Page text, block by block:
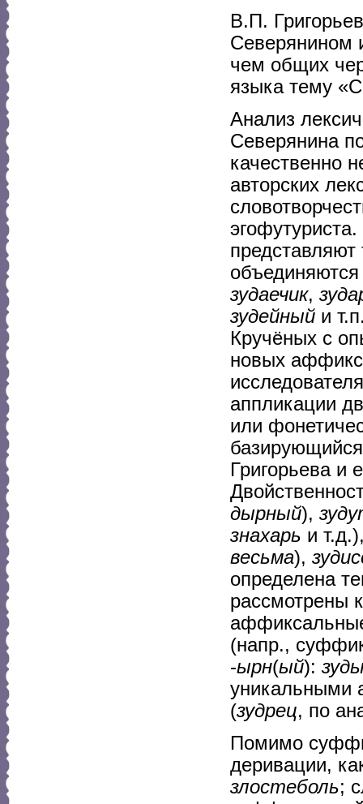
В.П.
Северянином
чем общих
языка тему
Анализ
Северянина
качественно
авторских
зудаечик,
зудейный и
Кручёных с
новых
аппликации
или
Григорьева и
дырный),
знахарь и
весьма),
определена
рассмотрены
(напр.,
-ырн(ый):
уникальными
(зудрец, по
Помимо
деривации,
злостеболь;